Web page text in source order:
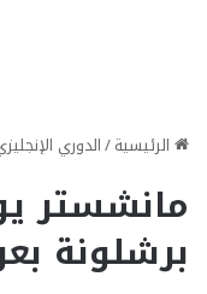
الرئيسية/الدوري
مانشستر
برشلونة بعرض 70